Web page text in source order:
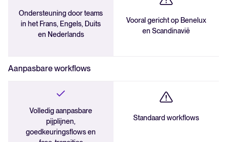
Portaal voor externe bureaus
Aanbevelingen van medewerkers
Formulieren voor jobboards automatisch invullen
Pijplijnautomatisering
Onbevooroordeelde werving
Ondersteuning door teams
in het Frans, Engels, Duits
en Nederlands
Vooral gericht op Benelux
en Scandinavië
Aanpasbare workflows
Volledig aanpasbare
pijplijnen,
goedkeuringsflows en
Standaard workflows